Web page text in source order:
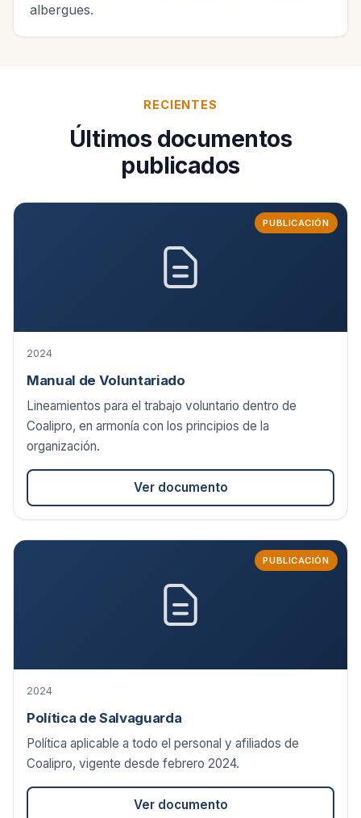
albergues.
RECIENTES
Últimos documentos
publicados
PUBLICACIÓN
2024
Manual de Voluntariado
Lineamientos para el trabajo voluntario dentro de
Coalipro, en armonía con los principios de la
organización.
Ver documento
PUBLICACIÓN
2024
Política de Salvaguarda
Política aplicable a todo el personal y afiliados de
Coalipro, vigente desde febrero 2024.
Ver documento